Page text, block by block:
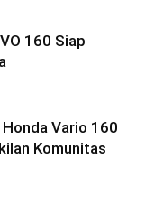
160 Siap
Vario 160
Komunitas